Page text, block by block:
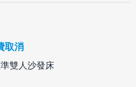
取消
雙人沙發床